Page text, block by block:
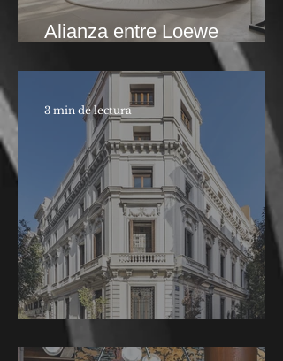
Alianza entre Loewe
Technology y SieMatic
Casa Decor 2026.
3 min de lectura